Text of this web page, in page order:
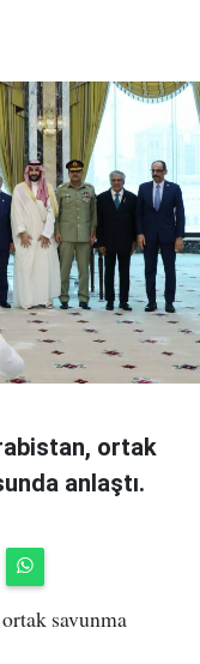
ortak
anlaştı.
savunma